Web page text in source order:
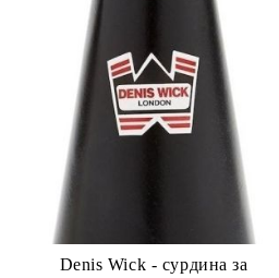
Denis Wick - сурдина за